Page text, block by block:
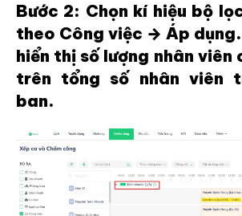
Bước 2: Chọn kí hiệu bộ
theo Công việc → Áp
hiển thị số lượng nhân viên
trên tổng số nhân viên
ban.